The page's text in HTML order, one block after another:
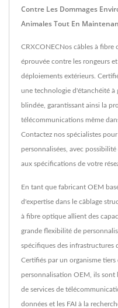
Contre Les Dommages
Animales Tout En
CRXCONECNos câbles à
éprouvée contre les rongeurs
déploiements extérieurs.
une technologie d'étanchéité à
blindée, garantissant ainsi la
télécommunications même
Contactez nos spécialistes
personnalisées, avec
aux spécifications de votre
En tant que fabricant OEM
d'expertise dans le câblage
à fibre optique allient des
grande flexibilité de
spécifiques des infrastructures
Certifiés par un organisme
personnalisation OEM, ils
de services de
données et les FAI à la